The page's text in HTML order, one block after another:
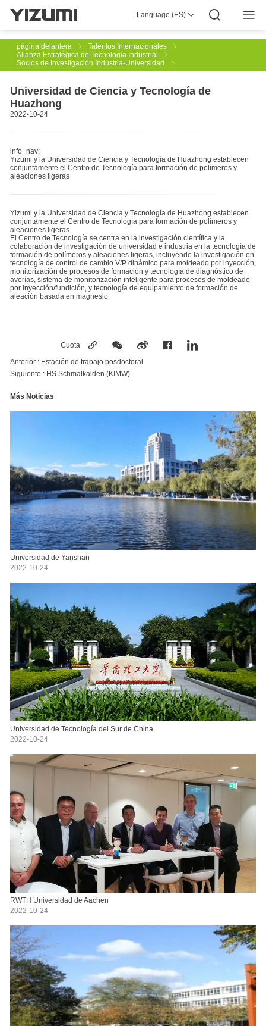
Language (ES)
Impresión 3D Industrial Fundición
Tixomoldeado De Soluciones De Automatización Robótica
Soluciones De Fabricación Inteligente
Acerca De YIZUMI 4.0
Sabiduría Global
Central de medios
Relaciones Con Inversores
Descarga
página delantera
Talentos Internacionales
Alianza Estratégica de Tecnología Industrial
Socios de Investigación Industria-Universidad
Universidad de Ciencia y Tecnología de
Huazhong
2022-10-24
info_nav:
Yizumi y la Universidad de Ciencia y Tecnología de Huazhong establecen
conjuntamente el Centro de Tecnología para formación de polímeros y
aleaciones ligeras
Yizumi y la Universidad de Ciencia y Tecnología de Huazhong establecen
conjuntamente el Centro de Tecnología para formación de polímeros y
aleaciones ligeras
El Centro de Tecnología se centra en la investigación científica y la
colaboración de investigación de universidad e industria en la tecnología de
formación de polímeros y aleaciones ligeras, incluyendo la investigación en
tecnología de control de cambio V/P dinámico para moldeado por inyección,
monitorización de procesos de formación y tecnología de diagnóstico de
averías, sistema de monitorización inteligente para procesos de moldeado
por inyección/fundición, y tecnología de equipamiento de formación de
aleación basada en magnesio.
Cuota
Anterior : Estación de trabajo posdoctoral
Siguiente : HS Schmalkalden (KIMW)
Más Noticias
Universidad de Yanshan
2022-10-24
Universidad de Tecnología del Sur de China
2022-10-24
RWTH Universidad de Aachen
2022-10-24